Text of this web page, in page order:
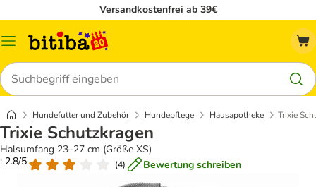
Versandkostenfrei ab 39€
Menü
Suchen
Hundefutter und Zubehör Hundepflege Hausapotheke Trixie
Trixie Schutzkragen
Halsumfang 23–27 cm (Größe XS)
: 2.8/5
(4) Bewertung schreiben